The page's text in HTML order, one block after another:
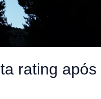
rating após